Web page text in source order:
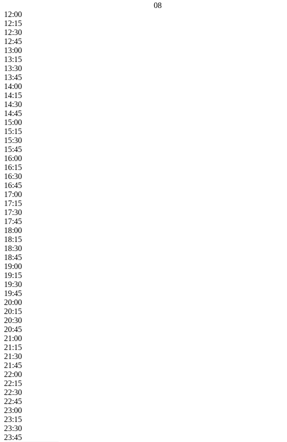
08
12:00
12:15
12:30
12:45
13:00
13:15
13:30
13:45
14:00
14:15
14:30
14:45
15:00
15:15
15:30
15:45
16:00
16:15
16:30
16:45
17:00
17:15
17:30
17:45
18:00
18:15
18:30
18:45
19:00
19:15
19:30
19:45
20:00
20:15
20:30
20:45
21:00
21:15
21:30
21:45
22:00
22:15
22:30
22:45
23:00
23:15
23:30
23:45